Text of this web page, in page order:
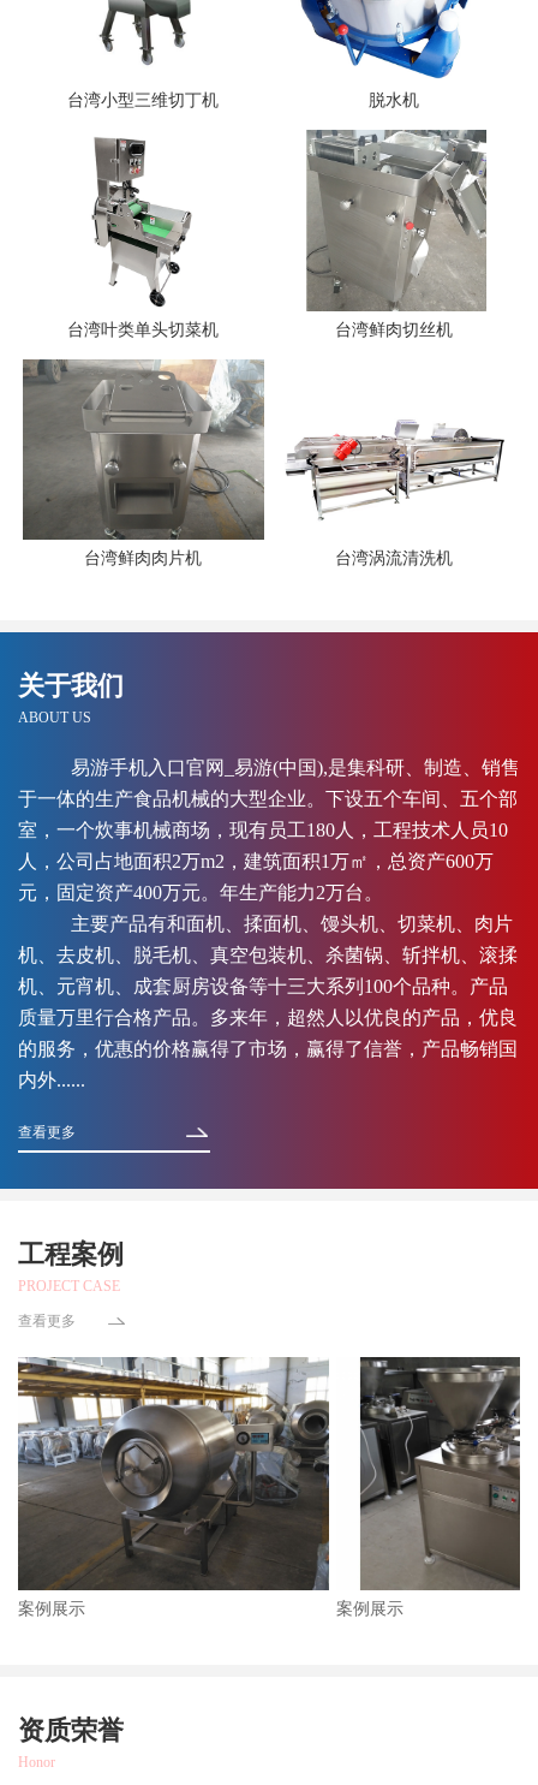
台湾小型三维切丁机 脱水机
台湾叶类单头切菜机 台湾鲜肉切丝机
台湾鲜肉肉片机 台湾涡流清洗机
关于我们
ABOUT US
易游手机入口官网_易游(中国),是集科研、制造、销售
于一体的生产食品机械的大型企业。下设五个车间、五个部
室，一个炊事机械商场，现有员工180人，工程技术人员10
人，公司占地面积2万m2，建筑面积1万㎡，总资产600万
元，固定资产400万元。年生产能力2万台。
主要产品有和面机、揉面机、馒头机、切菜机、肉片
机、去皮机、脱毛机、真空包装机、杀菌锅、斩拌机、滚揉
机、元宵机、成套厨房设备等十三大系列100个品种。产品
质量万里行合格产品。多来年，超然人以优良的产品，优良
的服务，优惠的价格赢得了市场，赢得了信誉，产品畅销国
内外......
查看更多
工程案例
PROJECT CASE
查看更多
案例展示 案例展示
资质荣誉
Honor